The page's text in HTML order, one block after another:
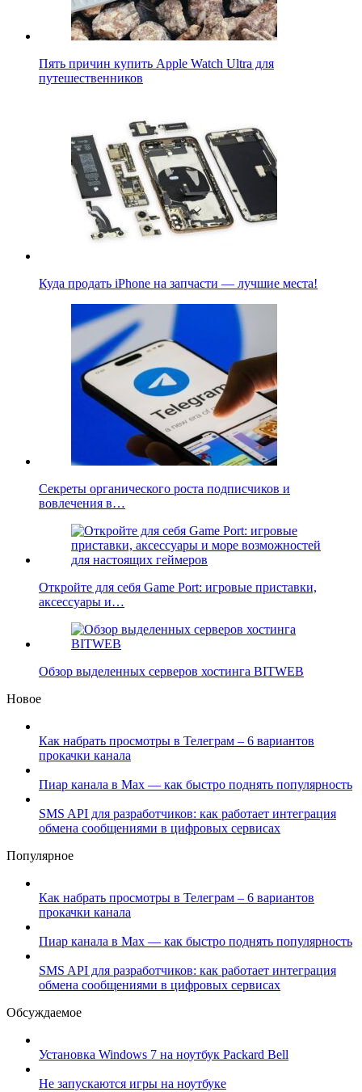
Пять причин купить Apple Watch Ultra для
путешественников
Куда продать iPhone на запчасти — лучшие места!
Секреты органического роста подписчиков и
вовлечения в…
Откройте для себя Game Port: игровые приставки,
аксессуары и…
Обзор выделенных серверов хостинга BITWEB
Новое
Как набрать просмотры в Телеграм – 6 вариантов
прокачки канала
Пиар канала в Max — как быстро поднять популярность
SMS API для разработчиков: как работает интеграция
обмена сообщениями в цифровых сервисах
Популярное
Как набрать просмотры в Телеграм – 6 вариантов
прокачки канала
Пиар канала в Max — как быстро поднять популярность
SMS API для разработчиков: как работает интеграция
обмена сообщениями в цифровых сервисах
Обсуждаемое
Установка Windows 7 на ноутбук Packard Bell
Не запускаются игры на ноутбуке